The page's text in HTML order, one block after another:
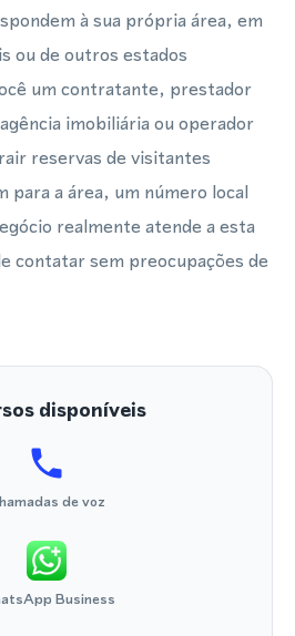
à sua própria área, em
ou de outros estados
um contratante, prestador
imobiliária ou operador
reservas de visitantes
para a área, um número local
realmente atende a esta
contatar sem preocupações de
disponíveis
de voz
Business